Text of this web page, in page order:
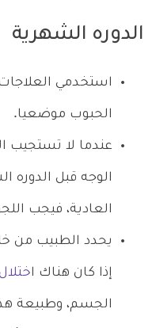
الدوره الشهرية
استخدمي العلاجات
الحبوب موضعيا.
عندما لا تستجيب
الوجه قبل الدوره
العادية، فيجب
يحدد الطبيب من
إذا كان هناك ا
الجسم، وطبيعة